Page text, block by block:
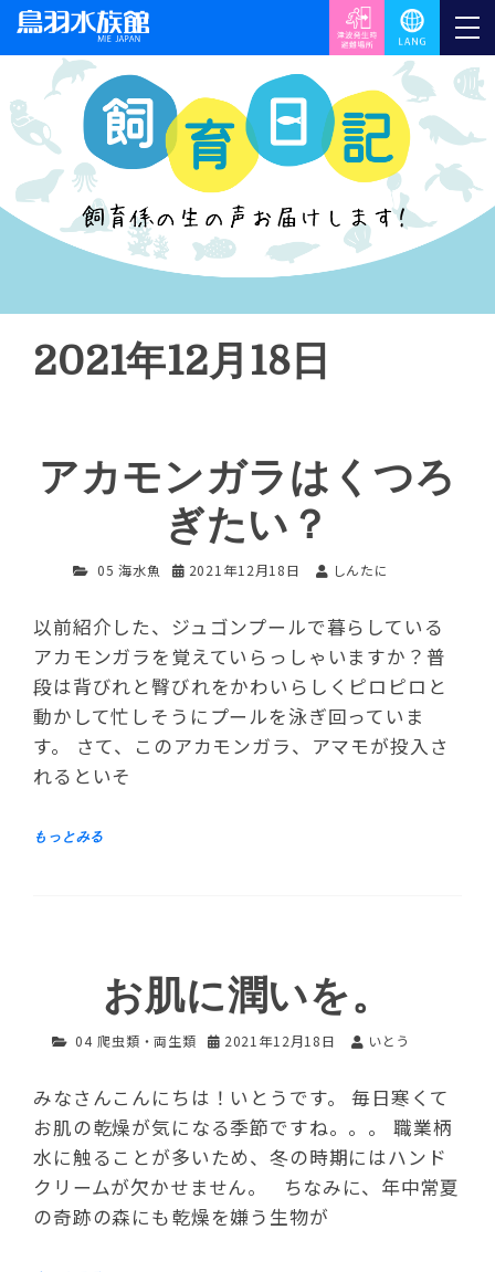
2021年12月18日
アカモンガラはくつろ
ぎたい？
05 海水魚 2021年12月18日 しんたに
以前紹介した、ジュゴンプールで暮らしている
アカモンガラを覚えていらっしゃいますか？普
段は背びれと臀びれをかわいらしくピロピロと
動かして忙しそうにプールを泳ぎ回っていま
す。 さて、このアカモンガラ、アマモが投入さ
れるといそ
お肌に潤いを。
04 爬虫類・両生類 2021年12月18日 いとう
みなさんこんにちは！いとうです。 毎日寒くて
お肌の乾燥が気になる季節ですね。。。 職業柄
水に触ることが多いため、冬の時期にはハンド
クリームが欠かせません。 ちなみに、年中常夏
の奇跡の森にも乾燥を嫌う生物が